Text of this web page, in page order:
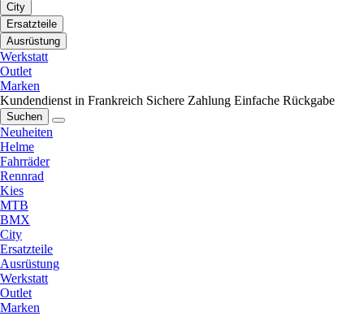
City
Ersatzteile
Ausrüstung
Werkstatt
Outlet
Marken
Kundendienst in Frankreich Sichere Zahlung Einfache Rückgabe
Suchen
Neuheiten
Helme
Fahrräder
Rennrad
Kies
MTB
BMX
City
Ersatzteile
Ausrüstung
Werkstatt
Outlet
Marken